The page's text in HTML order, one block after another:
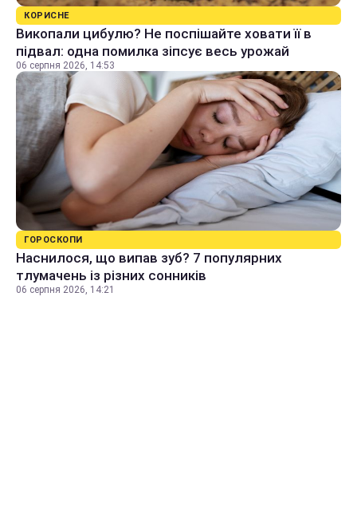
КОРИСНЕ
Викопали цибулю? Не поспішайте ховати її в
підвал: одна помилка зіпсує весь урожай
06 серпня 2026, 14:53
ГОРОСКОПИ
Наснилося, що випав зуб? 7 популярних
тлумачень із різних сонників
06 серпня 2026, 14:21